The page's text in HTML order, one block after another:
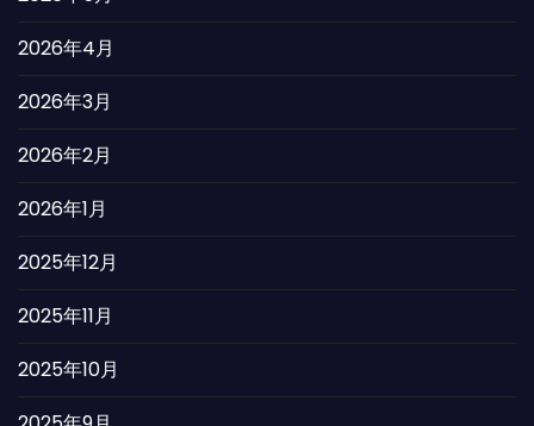
2026年4月
2026年3月
2026年2月
2026年1月
2025年12月
2025年11月
2025年10月